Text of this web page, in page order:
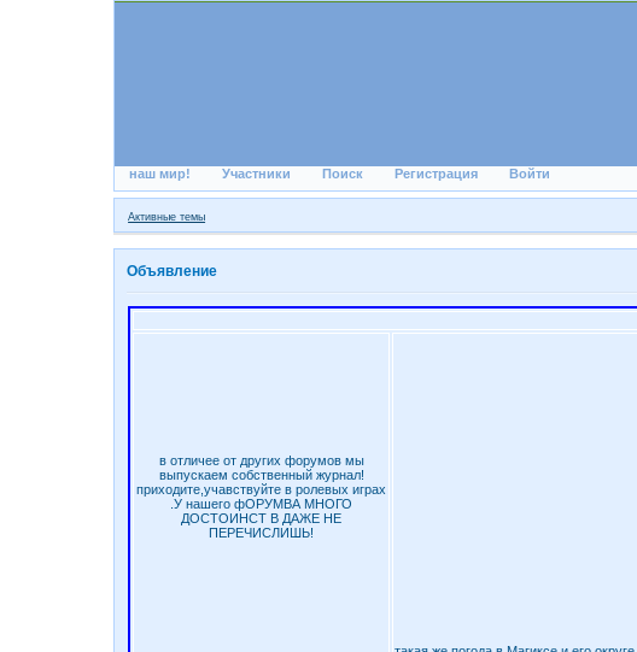
наш мир! Участники Поиск Регистрация Войти
Активные темы
Объявление
в отличее от других форумов мы
выпускаем собственный журнал!
приходите,учавствуйте в ролевых играх
.У нашего фОРУМВА МНОГО
ДОСТОИНСТ В ДАЖЕ НЕ
ПЕРЕЧИСЛИШЬ!